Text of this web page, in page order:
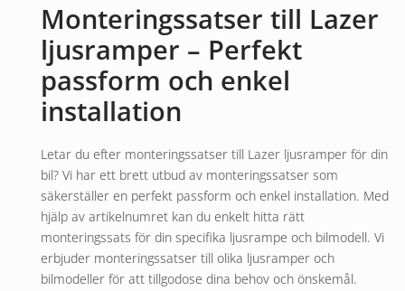
Monteringssatser till Lazer
ljusramper – Perfekt
passform och enkel
installation
Letar du efter monteringssatser till Lazer ljusramper för din
bil? Vi har ett brett utbud av monteringssatser som
säkerställer en perfekt passform och enkel installation. Med
hjälp av artikelnumret kan du enkelt hitta rätt
monteringssats för din specifika ljusrampe och bilmodell. Vi
erbjuder monteringssatser till olika ljusramper och
bilmodeller för att tillgodose dina behov och önskemål.